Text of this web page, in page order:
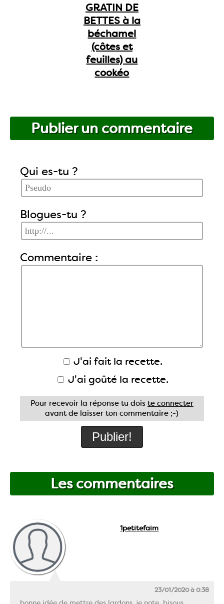
GRATIN DE
BETTES à la
béchamel
(côtes et
feuilles) au
cookéo
Publier un commentaire
Qui es-tu ?
Blogues-tu ?
Commentaire :
J'ai fait la recette.
J'ai goûté la recette.
Pour recevoir la réponse tu dois te connecter
avant de laisser ton commentaire ;-)
Les commentaires
1petitefaim
23/01/2020 à 0:38